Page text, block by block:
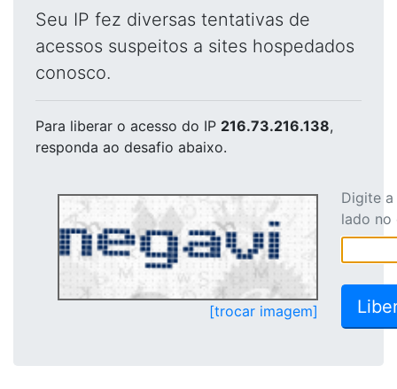
Seu IP fez diversas tentativas de
acessos suspeitos a sites hospedados
conosco.
Para liberar o acesso do IP 216.73.216.138,
responda ao desafio abaixo.
[trocar imagem]
Digite
lado no